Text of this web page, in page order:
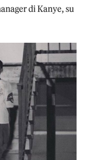
di Kanye, su